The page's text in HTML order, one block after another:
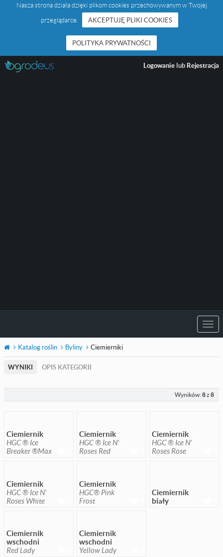
Nasza strona działa dzięki plikom cookies przechowywanym w Twojej
przeglądarce.
AKCEPTUJĘ PLIKI COOKIES
POLITYKA PRYWATNOŚCI
Logowanie lub Rejestracja
Katalog roślin Byliny Ciemierniki
WYNIKI OPIS KATEGORII
Wyników:8z 8
Ciemiernik
HGC ® Ice
Breaker ®Max
Ciemiernik
HGC ® Ice N'
Roses Red
Ciemiernik
HGC ® Ice N'
Roses Rose
Ciemiernik
HGC ® Ice N'
Roses White
Ciemiernik
HGC® Pink
Frost
Ciemiernik
biały
Ciemiernik
wschodni
Red Lady
Ciemiernik
wschodni
Yellow Lady